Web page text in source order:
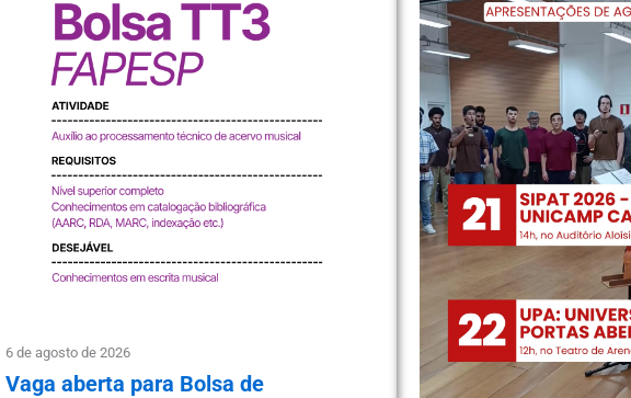
6 de agosto de 2026
Vaga aberta para Bolsa de